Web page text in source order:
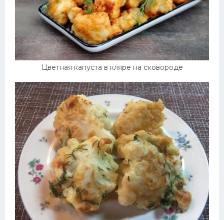
Цветная капуста в кляре на сковороде